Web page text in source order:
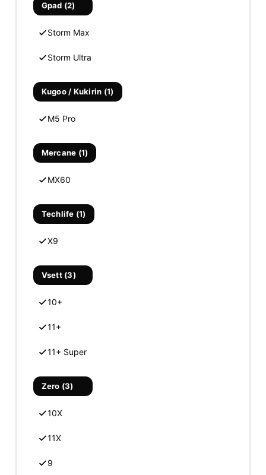
Gpad (2)
Storm Max
Storm Ultra
Kugoo / Kukirin (1)
M5 Pro
Mercane (1)
MX60
Techlife (1)
X9
Vsett (3)
10+
11+
11+ Super
Zero (3)
10X
11X
9